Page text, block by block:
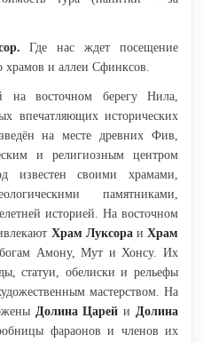
Где нас ждет посещение
храмов и аллеи Сфинксов.
на восточном берегу Нила,
впечатляющих исторических
на месте древних Фив,
и религиозным центром
известен своими храмами,
памятниками,
историей. На восточном
Храм ЛуксораиХрам
богам Амону, Мут и Хонсу. Их
статуи, обелиски и рельефы
мастерством. На
Долина Царей и Долина
фараонов и членов их